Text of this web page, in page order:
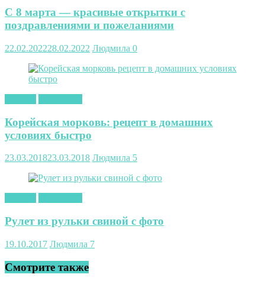
С 8 марта — красивые открытки с
поздравлениями и пожеланиями
22.02.202228.02.2022 Людмила 0
Корейская морковь: рецепт в домашних
условиях быстро
23.03.201823.03.2018 Людмила 5
Рулет из рульки свиной с фото
19.10.2017 Людмила 7
Смотрите также